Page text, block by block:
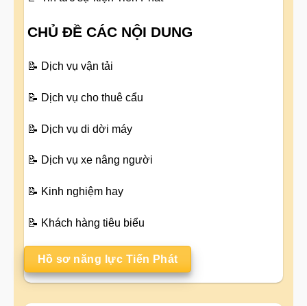
CHỦ ĐỀ CÁC NỘI DUNG
📝 Dịch vụ vận tải
📝 Dịch vụ cho thuê cẩu
📝 Dịch vụ di dời máy
📝 Dịch vụ xe nâng người
📝 Kinh nghiệm hay
📝 Khách hàng tiêu biểu
Hồ sơ năng lực Tiến Phát